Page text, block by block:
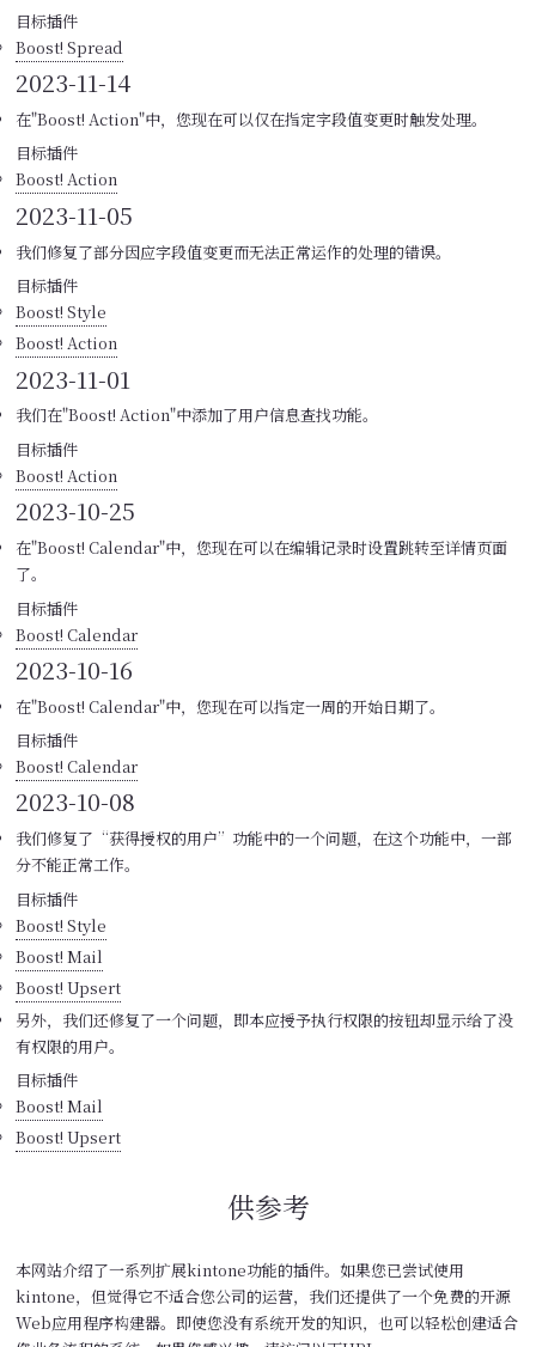
目标插件
Boost! Spread
2023-11-14
在"Boost! Action"中，您现在可以仅在指定字段值变更时触发处理。
目标插件
Boost! Action
2023-11-05
我们修复了部分因应字段值变更而无法正常运作的处理的错误。
目标插件
Boost! Style
Boost! Action
2023-11-01
我们在"Boost! Action"中添加了用户信息查找功能。
目标插件
Boost! Action
2023-10-25
在"Boost! Calendar"中，您现在可以在编辑记录时设置跳转至详情页面
了。
目标插件
Boost! Calendar
2023-10-16
在"Boost! Calendar"中，您现在可以指定一周的开始日期了。
目标插件
Boost! Calendar
2023-10-08
我们修复了“获得授权的用户”功能中的一个问题，在这个功能中，一部
分不能正常工作。
目标插件
Boost! Style
Boost! Mail
Boost! Upsert
另外，我们还修复了一个问题，即本应授予执行权限的按钮却显示给了没
有权限的用户。
目标插件
Boost! Mail
Boost! Upsert
供参考
本网站介绍了一系列扩展kintone功能的插件。如果您已尝试使用
kintone，但觉得它不适合您公司的运营，我们还提供了一个免费的开源
Web应用程序构建器。即使您没有系统开发的知识，也可以轻松创建适合